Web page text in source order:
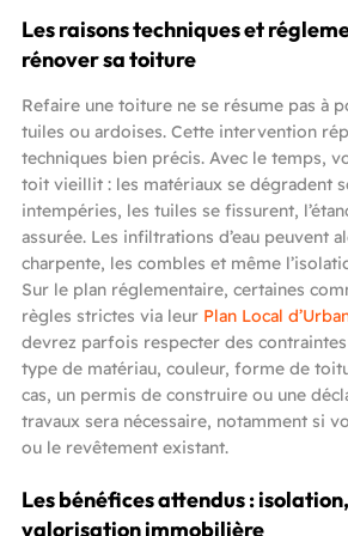
Les raisons techniques et
rénover sa toiture
Refaire une toiture ne se résume pas à
tuiles ou ardoises. Cette intervention
techniques bien précis. Avec le temps,
toit vieillit : les matériaux se dégradent
intempéries, les tuiles se fissurent,
assurée. Les infiltrations d’eau peuvent
charpente, les combles et même
Sur le plan réglementaire, certaines
règles strictes via leur Plan Local
devrez parfois respecter des
type de matériau, couleur, forme de
cas, un permis de construire ou une
travaux sera nécessaire, notamment si
ou le revêtement existant.
Les bénéfices attendus :
valorisation immobilière